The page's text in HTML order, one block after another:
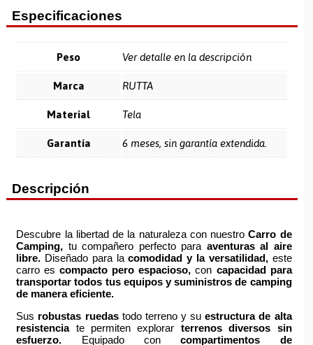
Especificaciones
Peso Ver detalle en la descripción
Marca RUTTA
Material Tela
Garantía 6 meses, sin garantía extendida.
Descripción
Descubre la libertad de la naturaleza con nuestroCarro de
Camping, tu compañero perfecto para aventuras al aire
libre. Diseñado para lacomodidad y la versatilidad,este
carro escompacto pero espacioso, con capacidad para
transportar todos tus equipos y suministros de camping
de manera eficiente.
Sus robustas ruedastodo terreno y suestructura de alta
resistenciate permiten explorar terrenos diversos sin
esfuerzo. Equipado concompartimentos de